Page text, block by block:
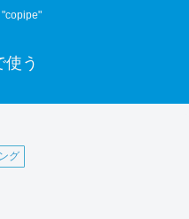
"copipe"
使う
グ